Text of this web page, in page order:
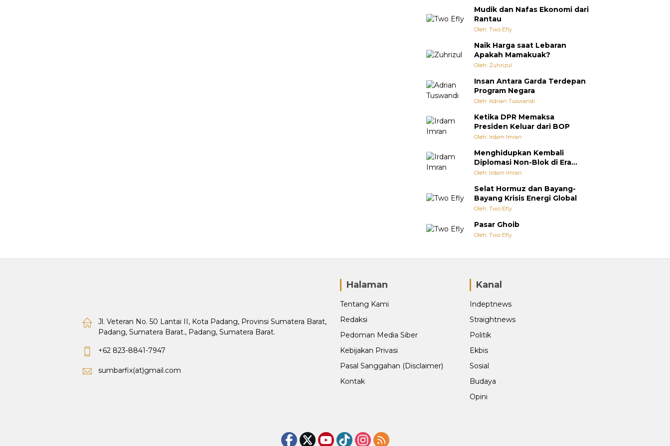
Mudik dan Nafas Ekonomi dari
Rantau
Oleh: Two Efly
Naik Harga saat Lebaran
Apakah Mamakuak?
Oleh: Zuhrizul
Insan Antara Garda Terdepan
Program Negara
Oleh: Adrian Tuswandi
Ketika DPR Memaksa
Presiden Keluar dari BOP
Oleh: Irdam Imran
Menghidupkan Kembali
Diplomasi Non-Blok di Era
Multipolar
Oleh: Irdam Imran
Selat Hormuz dan Bayang-
Bayang Krisis Energi Global
Oleh: Two Efly
Pasar Ghoib
Oleh: Two Efly
Jl. Veteran No. 50 Lantai II, Kota Padang, Provinsi Sumatera Barat,
Padang, Sumatera Barat., Padang, Sumatera Barat.
+62 823-8841-7947
sumbarfix(at)gmail.com
Halaman
Tentang Kami
Redaksi
Pedoman Media Siber
Kebijakan Privasi
Pasal Sanggahan (Disclaimer)
Kontak
Kanal
Indeptnews
Straightnews
Politik
Ekbis
Sosial
Budaya
Opini